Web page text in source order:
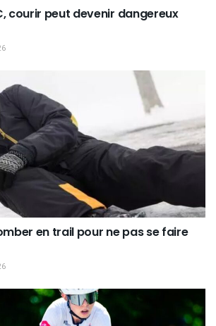
courir peut devenir dangereux
en trail pour ne pas se faire